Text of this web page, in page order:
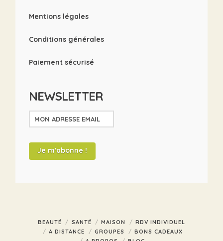
Mentions légales
Conditions générales
Paiement sécurisé
NEWSLETTER
BEAUTÉ SANTÉ MAISON
RDV INDIVIDUEL
A DISTANCE
GROUPES
BONS CADEAUX